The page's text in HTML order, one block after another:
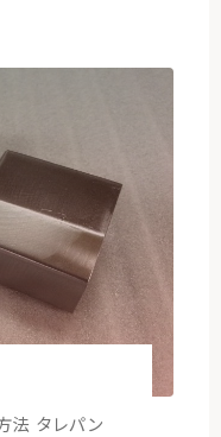
法 タレパン